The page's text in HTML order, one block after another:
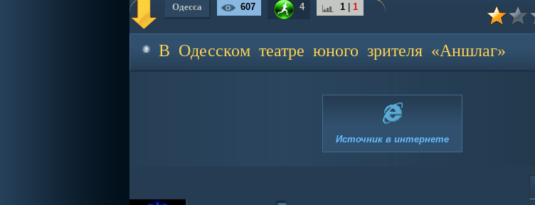
Одесса 607 4 1 1
В Одесском театре юного зрителя «Аншлаг»
Источник в интернете